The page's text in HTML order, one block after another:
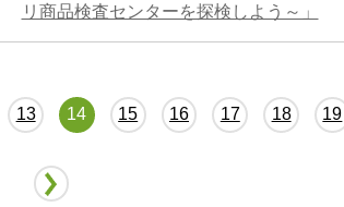
リ商品検査センターを探検しよう～」
13 14 15 16 17 18 19